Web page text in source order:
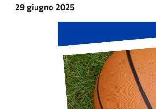
29 giugno 2025